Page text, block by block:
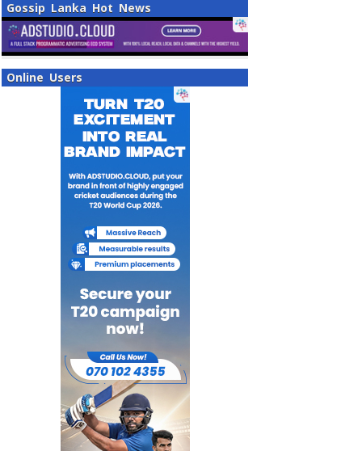
Gossip Lanka Hot News
Online Users